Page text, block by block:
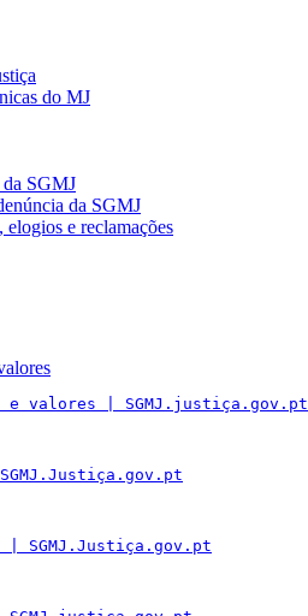
do MJ
SGMJ
da SGMJ
elogios e reclamações
e valores | SGMJ.justiça.gov.pt
| SGMJ.Justiça.gov.pt